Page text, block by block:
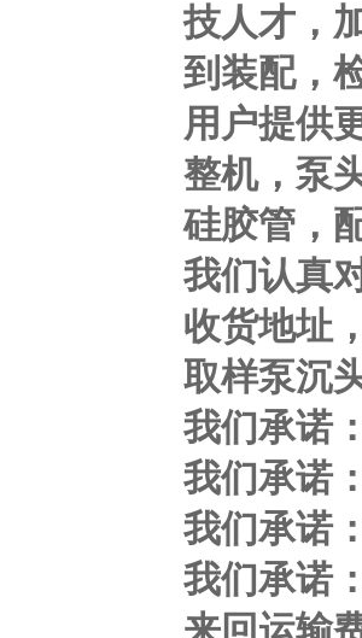
技人才，
到装配，
用户提供
整机，泵
硅胶管，
我们认真
收货地址
取样泵沉
我们承诺
我们承诺
我们承诺
我们承诺